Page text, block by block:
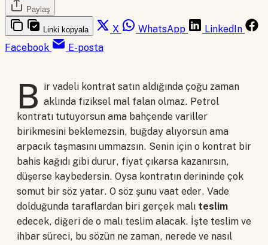
Paylaş
Linki kopyala X WhatsApp
LinkedIn
Facebook
E-posta
B ir vadeli kontrat satın aldığında çoğu zaman
aklında fiziksel mal falan olmaz. Petrol
kontratı tutuyorsun ama bahçende variller
birikmesini beklemezsin, buğday alıyorsun ama
arpacık taşmasını ummazsın. Senin için o kontrat bir
bahis kağıdı gibi durur, fiyat çıkarsa kazanırsın,
düşerse kaybedersin. Oysa kontratın derininde çok
somut bir söz yatar. O söz şunu vaat eder. Vade
dolduğunda taraflardan biri gerçek malı teslim
edecek, diğeri de o malı teslim alacak. İşte teslim ve
ihbar süreci, bu sözün ne zaman, nerede ve nasıl